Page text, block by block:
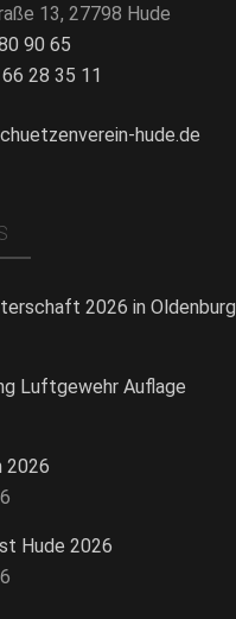
13, 27798 Hude
90 65
28 35 11
hude.de
2026 in Oldenburg
Luftgewehr Auflage
2026
Hude 2026